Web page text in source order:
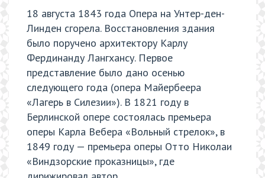
18 августа 1843 года Опера на Унтер-ден-
Линден сгорела. Восстановления здания
было поручено архитектору Карлу
Фердинанду Лангхансу. Первое
представление было дано осенью
следующего года (опера Майербеера
«Лагерь в Силезии»). В 1821 году в
Берлинской опере состоялась премьера
оперы Карла Вебера «Вольный стрелок», в
1849 году — премьера оперы Отто Николаи
«Виндзорские проказницы», где